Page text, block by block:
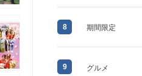
8 期間限定
9 グルメ